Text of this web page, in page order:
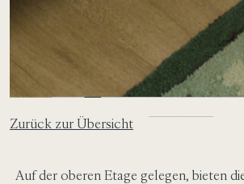
Zurück zur Übersicht
Auf der oberen Etage gelegen, bieten